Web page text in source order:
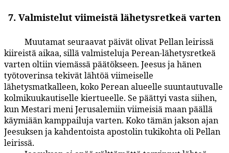
7. Valmistelut viimeistä lähetysretkeä varten
Muutamat seuraavat päivät olivat Pellan leirissä
kiireistä aikaa, sillä valmisteluja Perean-lähetysretkeä
varten oltiin viemässä päätökseen. Jeesus ja hänen
työtoverinsa tekivät lähtöä viimeiselle
lähetysmatkalleen, koko Perean alueelle suuntautuvalle
kolmikuukautiselle kiertueelle. Se päättyi vasta siihen,
kun Mestari meni Jerusalemiin viimeisiä maan päällä
käymiään kamppailuja varten. Koko tämän jakson ajan
Jeesuksen ja kahdentoista apostolin tukikohta oli Pellan
leirissä.